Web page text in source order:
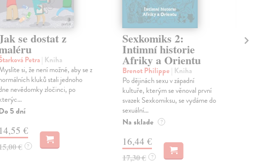
se dostat z
Petra| Kniha
si, že není možné, aby se z
kluků stali jednoho
nevědomky zločinci, po
5 dní
14,55 €
€ ?
Sexkomiks 2:
Intimní historie
Afriky a Orientu
Brenot Philippe | Kniha
Po dějinách sexu v západní
kultuře, kterým se věnoval první
svazek Sexkomiksu, se vydáme do
sexuální...
Na sklade ?
16,44 €
17,30 € ?